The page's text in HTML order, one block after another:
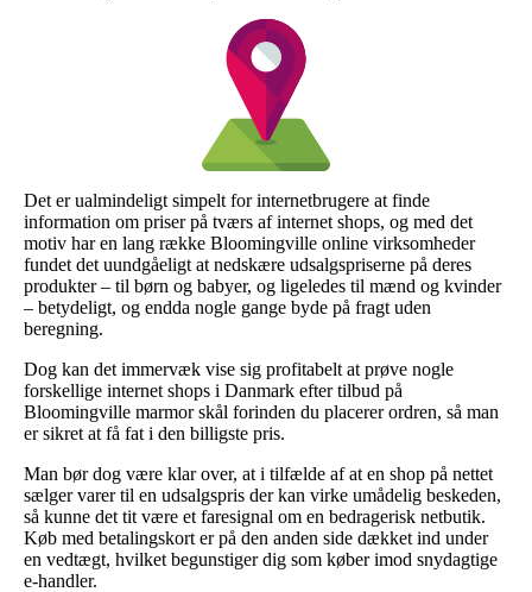
Det er ualmindeligt simpelt for internetbrugere at finde
information om priser på tværs af internet shops, og med det
motiv har en lang række Bloomingville online virksomheder
fundet det uundgåeligt at nedskære udsalgspriserne på deres
produkter – til børn og babyer, og ligeledes til mænd og kvinder
– betydeligt, og endda nogle gange byde på fragt uden
beregning.
Dog kan det immervæk vise sig profitabelt at prøve nogle
forskellige internet shops i Danmark efter tilbud på
Bloomingville marmor skål forinden du placerer ordren, så man
er sikret at få fat i den billigste pris.
Man bør dog være klar over, at i tilfælde af at en shop på nettet
sælger varer til en udsalgspris der kan virke umådelig beskeden,
så kunne det tit være et faresignal om en bedragerisk netbutik.
Køb med betalingskort er på den anden side dækket ind under
en vedtægt, hvilket begunstiger dig som køber imod snydagtige
e-handler.